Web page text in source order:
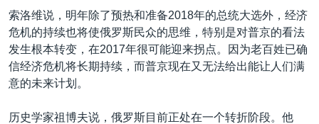
索洛维说，明年除了预热和准备2018年的总统大选外，经济
危机的持续也将使俄罗斯民众的思维，特别是对普京的看法
发生根本转变，在2017年很可能迎来拐点。因为老百姓已确
信经济危机将长期持续，而普京现在又无法给出能让人们满
意的未来计划。
历史学家祖博夫说，俄罗斯目前正处在一个转折阶段。他